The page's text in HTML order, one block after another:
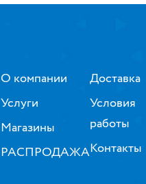
О компании
Услуги
Магазины
РАСПРОДАЖА
Доставка
Условия
работы
Контакты